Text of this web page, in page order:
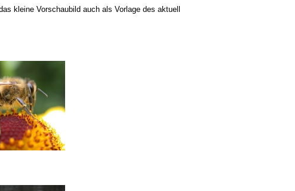
kleine Vorschaubild auch als Vorlage des aktuell